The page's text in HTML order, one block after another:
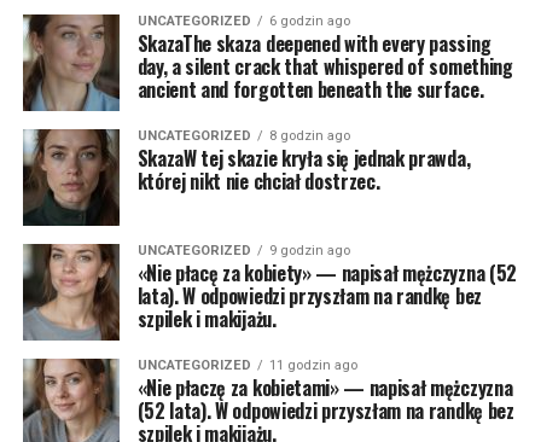
UNCATEGORIZED 6 godzin ago
SkazaThe skaza deepened with every passing
day, a silent crack that whispered of something
ancient and forgotten beneath the surface.
UNCATEGORIZED 8 godzin ago
SkazaW tej skazie kryła się jednak prawda,
której nikt nie chciał dostrzec.
UNCATEGORIZED 9 godzin ago
«Nie płacę za kobiety» — napisał mężczyzna (52
lata). W odpowiedzi przyszłam na randkę bez
szpilek i makijażu.
UNCATEGORIZED 11 godzin ago
«Nie płaczę za kobietami» — napisał mężczyzna
(52 lata). W odpowiedzi przyszłam na randkę bez
szpilek i makijażu.